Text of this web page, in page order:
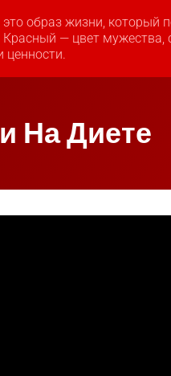
образ жизни, который
Красный — цвет
ценности.
На Диете